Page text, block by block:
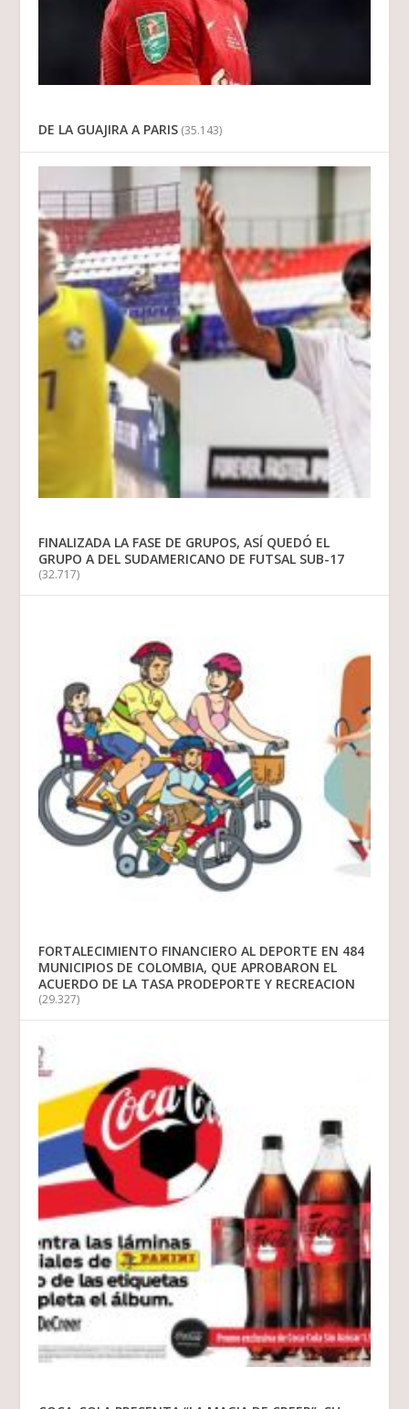
DE LA GUAJIRA A PARIS (35.143)
FINALIZADA LA FASE DE GRUPOS, ASÍ QUEDÓ EL
GRUPO A DEL SUDAMERICANO DE FUTSAL SUB-17
(32.717)
FORTALECIMIENTO FINANCIERO AL DEPORTE EN 484
MUNICIPIOS DE COLOMBIA, QUE APROBARON EL
ACUERDO DE LA TASA PRODEPORTE Y RECREACION
(29.327)